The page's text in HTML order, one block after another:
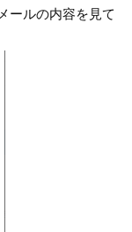
ールの内容を見て